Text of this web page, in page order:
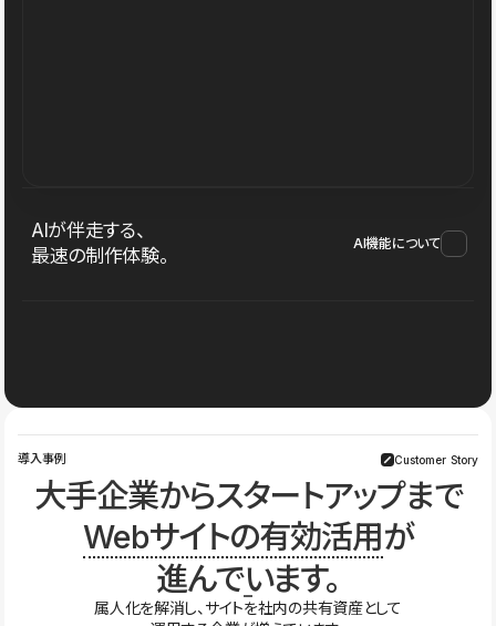
AIが伴走する、
最速の制作体験。
AI機能について
導入事例 Customer Story
大手企業からスタートアップまで
Webサイトの有効活用が
進んでいます。
属人化を解消し、サイトを社内の共有資産として